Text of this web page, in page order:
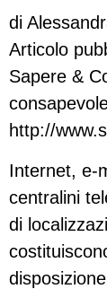
di
Articolo
Sapere &
http://
Internet, e-
centralini
di